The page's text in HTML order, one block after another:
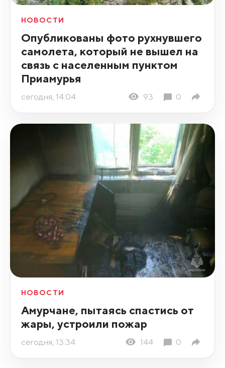
НОВОСТИ
Опубликованы фото рухнувшего
самолета, который не вышел на
связь с населенным пунктом
Приамурья
сегодня, 14:04 93 0
НОВОСТИ
Амурчане, пытаясь спастись от
жары, устроили пожар
сегодня, 13:34 144 0